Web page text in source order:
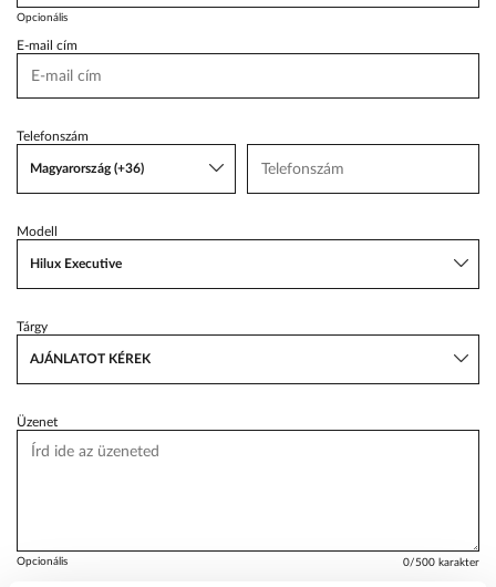
Toyota Schiller
VW Haszonjárművek
Karosszéria Centrum
Opcionális
E-mail cím
Telefonszám
Magyarország (+36)
Modell
Hilux Executive
Tárgy
AJÁNLATOT KÉREK
Üzenet
Opcionális 0/500 karakter